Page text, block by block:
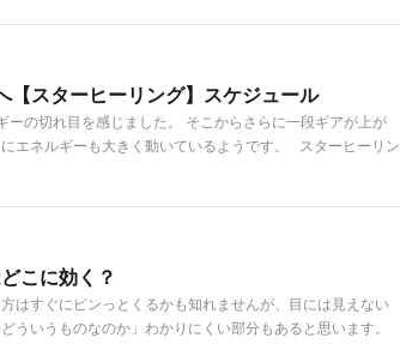
【スターヒーリング】スケジュール
ーの切れ目を感じました。 そこからさらに一段ギアが上が
エネルギーも大きく動いているようです。 スターヒーリン
こに効く？
はすぐにピンっとくるかも知れませんが、目には見えない
ういうものなのか」わかりにくい部分もあると思います。